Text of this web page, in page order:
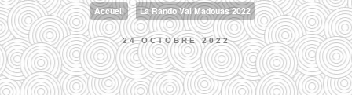
Accueil La Rando Val Madouas 2022
24 OCTOBRE 2022